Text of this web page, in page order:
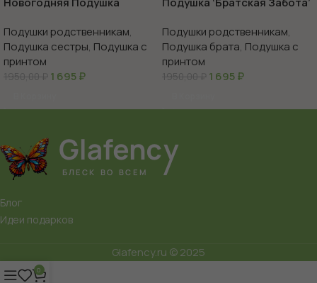
Сон, 35х35
Подушки родственникам,
Подушка сестры, Подушка с
принтом
1950,00₽ 1 695₽
Подушки родственникам,
Подушка брата, Подушка с
принтом
1950,00₽ 1 695₽
Блог
Идеи подарков
Glafency.ru © 2025
0